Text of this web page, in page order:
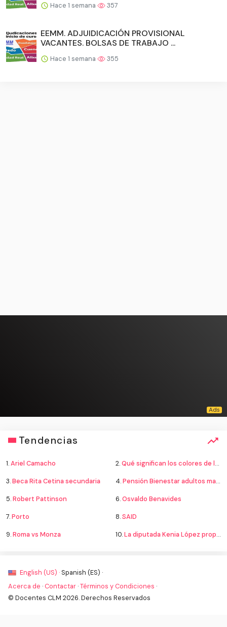
Hace 1 semana 357
EEMM. ADJUIDICACIÓN PROVISIONAL
VACANTES. BOLSAS DE TRABAJO ...
Hace 1 semana 355
Tendencias
1.Ariel Camacho 2.Qué significan los colores de la bandera
3.Beca Rita Cetina secundaria 4.Pensión Bienestar adultos mayores
5.Robert Pattinson 6.Osvaldo Benavides
7.Porto 8.SAID
9.Roma vs Monza 10.La diputada Kenia López propone cambiar el nombre del país a México
English (US) · Spanish (ES) ·
Acerca de · Contactar ·Términos y Condiciones ·
© Docentes CLM 2026. Derechos Reservados